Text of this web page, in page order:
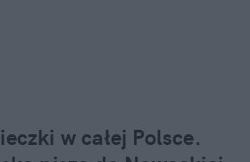
w całej Polsce.